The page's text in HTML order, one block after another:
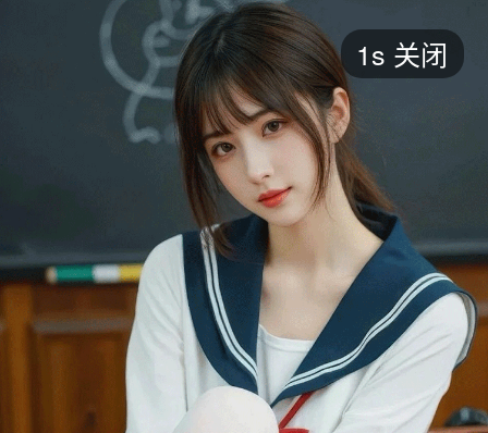
短剧
最热 添加 评分
都市 甜宠 逆袭 玄幻
2025 2024 2023 2022
全部 大陆 香港 台湾 美国 韩国 日本
1s 关闭